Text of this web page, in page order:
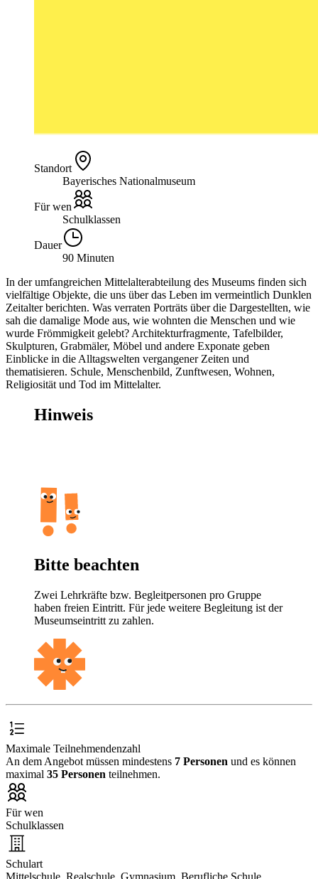
Standort
Bayerisches Nationalmuseum
Für wen
Schulklassen
Dauer
90 Minuten
In der umfangreichen Mittelalterabteilung des Museums finden sich
vielfältige Objekte, die uns über das Leben im vermeintlich Dunklen
Zeitalter berichten. Was verraten Porträts über die Dargestellten, wie
sah die damalige Mode aus, wie wohnten die Menschen und wie
wurde Frömmigkeit gelebt? Architekturfragmente, Tafelbilder,
Skulpturen, Grabmäler, Möbel und andere Exponate geben
Einblicke in die Alltagswelten vergangener Zeiten und
thematisieren. Schule, Menschenbild, Zunftwesen, Wohnen,
Religiosität und Tod im Mittelalter.
Hinweis
Bitte beachten
Zwei Lehrkräfte bzw. Begleitpersonen pro Gruppe
haben freien Eintritt. Für jede weitere Begleitung ist der
Museumseintritt zu zahlen.
Maximale Teilnehmendenzahl
An dem Angebot müssen mindestens 7 Personen und es können
maximal 35 Personen teilnehmen.
Für wen
Schulklassen
Schulart
Mittelschule, Realschule, Gymnasium, Berufliche Schule